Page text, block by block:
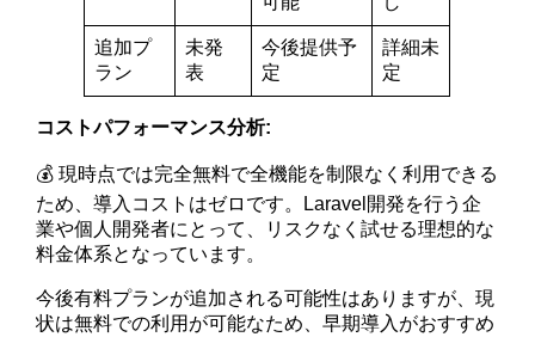
追加プ
ラン
未発
表
今後提供予
定
詳細未
定
コストパフォーマンス分析:
💰 現時点では完全無料で全機能を制限なく利用できる
ため、導入コストはゼロです。Laravel開発を行う企
業や個人開発者にとって、リスクなく試せる理想的な
料金体系となっています。
今後有料プランが追加される可能性はありますが、現
状は無料での利用が可能なため、早期導入がおすすめ